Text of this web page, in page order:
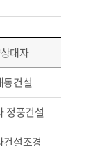
대자
동건설
정풍건설
건설조경